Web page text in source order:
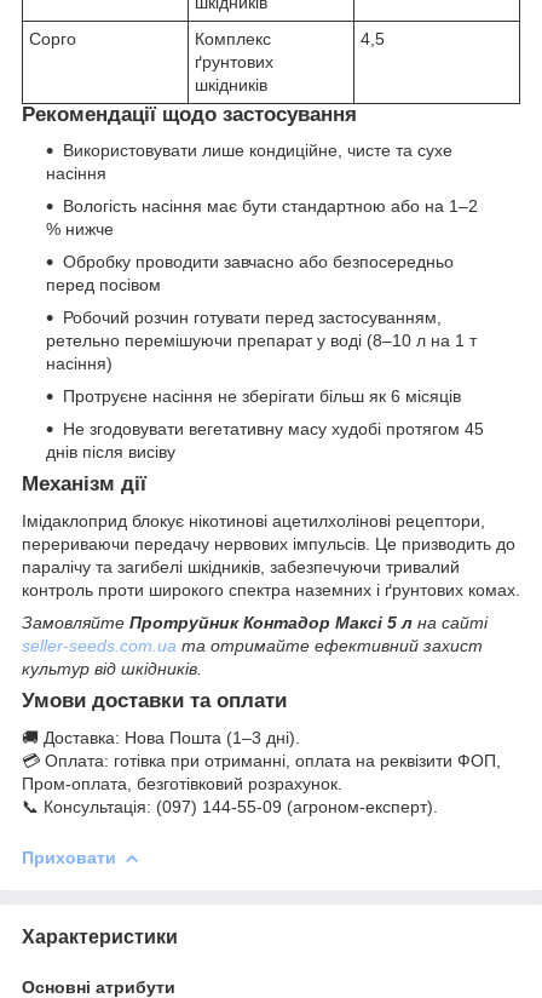
Сорго
Комплекс
ґрунтових
шкідників
4,5
Рекомендації щодо застосування
Використовувати лише кондиційне, чисте та сухе
насіння
Вологість насіння має бути стандартною або на 1–2
% нижче
Обробку проводити завчасно або безпосередньо
перед посівом
Робочий розчин готувати перед застосуванням,
ретельно перемішуючи препарат у воді (8–10 л на 1 т
насіння)
Протруєне насіння не зберігати більш як 6 місяців
Не згодовувати вегетативну масу худобі протягом 45
днів після висіву
Механізм дії
Імідаклоприд блокує нікотинові ацетилхолінові рецептори,
перериваючи передачу нервових імпульсів. Це призводить до
паралічу та загибелі шкідників, забезпечуючи тривалий
контроль проти широкого спектра наземних і ґрунтових комах.
Замовляйте Протруйник Контадор Максі 5 л на сайті
seller-seeds.com.ua та отримайте ефективний захист
культур від шкідників.
Умови доставки та оплати
🚚 Доставка: Нова Пошта (1–3 дні).
💳 Оплата: готівка при отриманні, оплата на реквізити ФОП,
Пром-оплата, безготівковий розрахунок.
📞 Консультація: (097) 144-55-09 (агроном-експерт).
Приховати
Характеристики
Основні атрибути